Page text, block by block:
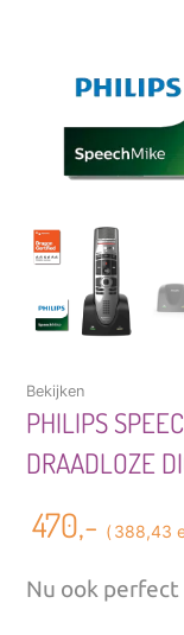
Bekijken
PHILIPS
DRAADLOZE
470,- ( 388,43
Nu ook